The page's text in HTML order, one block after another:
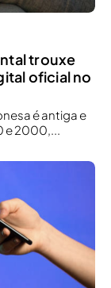
trouxe
oficial no
é antiga e
e 2000,...